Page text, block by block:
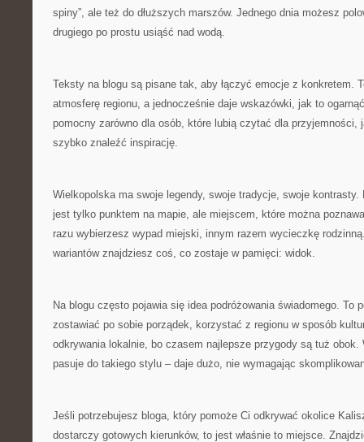
spiny”, ale też do dłuższych marszów. Jednego dnia możesz
drugiego po prostu usiąść nad wodą.
Teksty na blogu są pisane tak, aby łączyć emocje z konkretem.
atmosferę regionu, a jednocześnie daje wskazówki, jak to
pomocny zarówno dla osób, które lubią czytać dla
szybko znaleźć inspirację.
Wielkopolska ma swoje legendy, swoje tradycje, swoje
jest tylko punktem na mapie, ale miejscem, które można
razu wybierzesz wypad miejski, innym razem wycieczkę
wariantów znajdziesz coś, co zostaje w pamięci: widok.
Na blogu często pojawia się idea podróżowania świadomego. To
zostawiać po sobie porządek, korzystać z regionu w sposób
odkrywania lokalnie, bo czasem najlepsze przygody są tuż obok.
pasuje do takiego stylu – daje dużo, nie wymagając
Jeśli potrzebujesz bloga, który pomoże Ci odkrywać okolice
dostarczy gotowych kierunków, to jest właśnie to miejsce.